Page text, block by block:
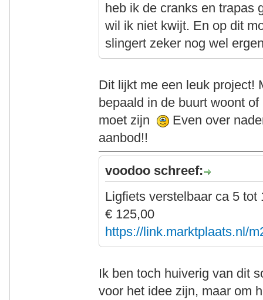
heb ik de cranks en trapas
wil ik niet kwijt. En op dit
slingert zeker nog wel
Dit lijkt me een leuk project!
bepaald in de buurt woont
moet zijn
Even over
aanbod!!
voodoo schreef:
Ligfiets verstelbaar ca 5 tot
€ 125,00
https://link.marktplaats.nl/
Ik ben toch huiverig van dit
voor het idee zijn, maar om